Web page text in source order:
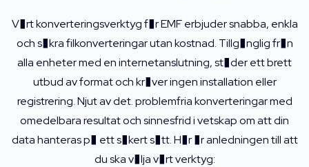
V�rt konverteringsverktyg f�r EMF erbjuder snabba, enkla
och s�kra filkonverteringar utan kostnad. Tillg�nglig fr�n
alla enheter med en internetanslutning, st�der ett brett
utbud av format och kr�ver ingen installation eller
registrering. Njut av det. problemfria konverteringar med
omedelbara resultat och sinnesfrid i vetskap om att din
data hanteras p� ett s�kert s�tt. H�r �r anledningen till att
du ska v�lja v�rt verktyg: